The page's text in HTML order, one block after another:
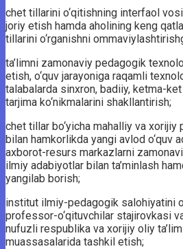
chet tillarini o‘qitishning interfaol
joriy etish hamda aholining keng
tillarini o‘rganishni
ta’limni zamonaviy pedagogik
etish, o‘quv jarayoniga raqamli
talabalarda sinxron, badiiy, ketma-
tarjima ko‘nikmalarini shakllantirish;
chet tillar bo‘yicha mahalliy va xorijiy
bilan hamkorlikda yangi avlod o‘quv
axborot-resurs markazlarni
ilmiy adabiyotlar bilan ta’minlash
yangilab borish;
institut ilmiy-pedagogik salohiyatini
professor-o‘qituvchilar stajirovkasi
nufuzli respublika va xorijiy oliy
muassasalarida tashkil etish;